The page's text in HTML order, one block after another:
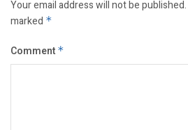
Your email address will not be published.
marked *
Comment *